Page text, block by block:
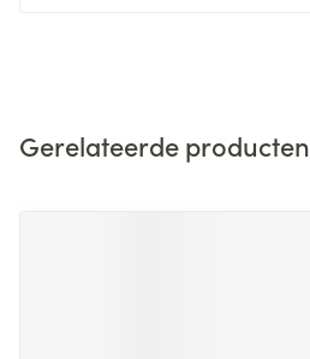
Gerelateerde producten